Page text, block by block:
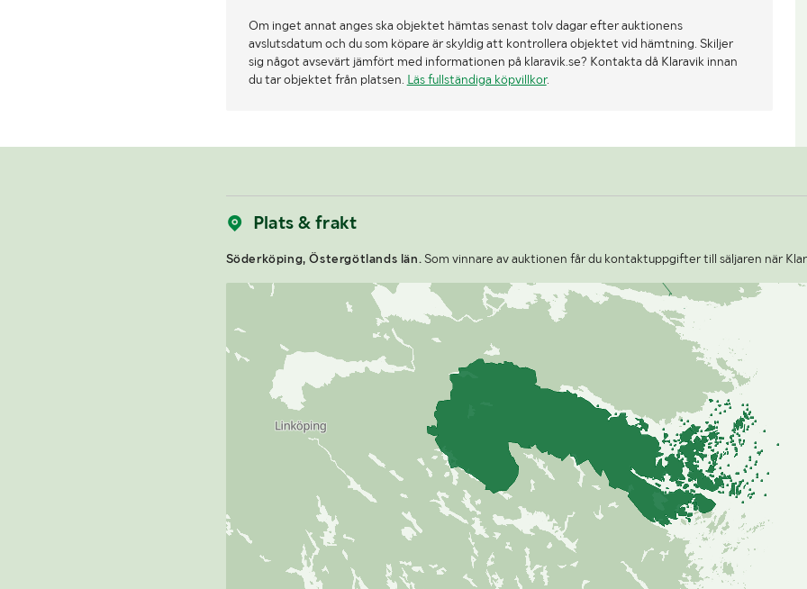
beroende på tillgång till pall och
emballagematerial. Upphämtning
av skickat gods sker under
semesterstängt v28-v31
Om inget annat anges ska objektet hämtas senast tolv dagar efter auktionens
avslutsdatum och du som köpare är skyldig att kontrollera objektet vid hämtning. Skiljer
sig något avsevärt jämfört med informationen på klaravik.se? Kontakta då Klaravik innan
du tar objektet från platsen. Läs fullständiga köpvillkor.
Plats & frakt
Söderköping, Östergötlands län.Som vinnare av auktionen får du kontaktuppgifter till säljaren när